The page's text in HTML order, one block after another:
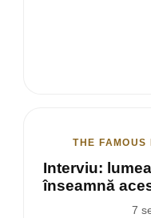
THE FAMOUS
Interviu:
înseamnă
7